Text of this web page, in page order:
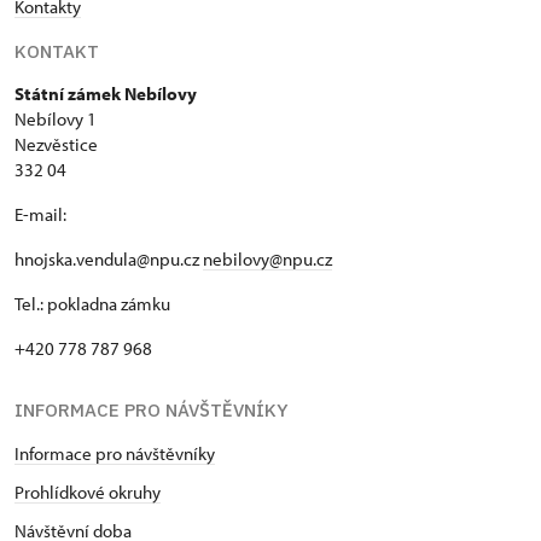
Kontakty
KONTAKT
Státní zámek Nebílovy
Nebílovy 1
Nezvěstice
332 04
E-mail:
hnojska.vendula@npu.cznebilovy@npu.cz
Tel.: pokladna zámku
+420 778 787 968
INFORMACE PRO NÁVŠTĚVNÍKY
Informace pro návštěvníky
Prohlídkové okruhy
Návštěvní doba